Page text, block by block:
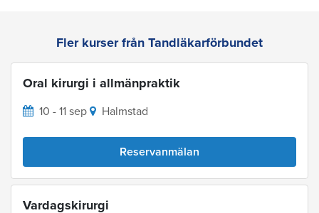
Fler kurser från Tandläkarförbundet
Oral kirurgi i allmänpraktik
10 - 11 sep Halmstad
Reservanmälan
Vardagskirurgi